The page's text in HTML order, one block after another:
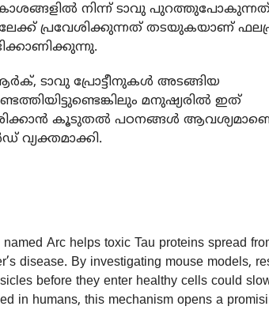
നിന്ന് ടാവു
പ്രവേശിക്കുന്നത് തടയുകയാണ്
ടാവു പ്രോട്ടീനുകൾ അടങ്ങിയ
മനുഷ്യരിൽ ഇത്
കൂടുതൽ പഠനങ്ങൾ
വ്യക്തമാക്കി.
Arc helps toxic Tau proteins spread
disease. By investigating mouse models,
before they enter healthy cells could
in humans, this mechanism opens a